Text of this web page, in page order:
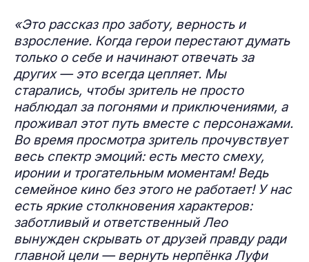
«Это рассказ про заботу, верность и
взросление. Когда герои перестают думать
только о себе и начинают отвечать за
других — это всегда цепляет. Мы
старались, чтобы зритель не просто
наблюдал за погонями и приключениями, а
проживал этот путь вместе с персонажами.
Во время просмотра зритель прочувствует
весь спектр эмоций: есть место смеху,
иронии и трогательным моментам! Ведь
семейное кино без этого не работает! У нас
есть яркие столкновения характеров:
заботливый и ответственный Лео
вынужден скрывать от друзей правду ради
главной цели — вернуть нерпёнка Луфи